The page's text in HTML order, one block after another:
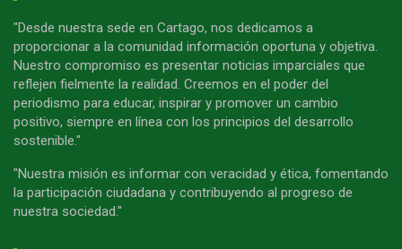
"Desde nuestra sede en Cartago, nos dedicamos a
proporcionar a la comunidad información oportuna y objetiva.
Nuestro compromiso es presentar noticias imparciales que
reflejen fielmente la realidad. Creemos en el poder del
periodismo para educar, inspirar y promover un cambio
positivo, siempre en línea con los principios del desarrollo
sostenible."
"Nuestra misión es informar con veracidad y ética, fomentando
la participación ciudadana y contribuyendo al progreso de
nuestra sociedad."